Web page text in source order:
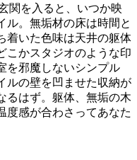
関を入ると、いつか映
ル。無垢材の床は時間と
着いた色味は天井の躯体
こかスタジオのような印
を邪魔しないシンプル
ルの壁を凹ませた収納が
るはず。躯体、無垢の木
度感が合わさってあなた